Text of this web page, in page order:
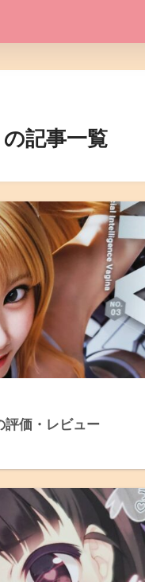
の記事一覧
評価・レビュー